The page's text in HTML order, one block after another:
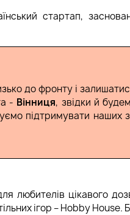
ДЛЯ ПАР
стартап,
до фронту і
- Вінниця, звідки й
підтримувати наших
любителів цікавого
ігор – Hobby House.